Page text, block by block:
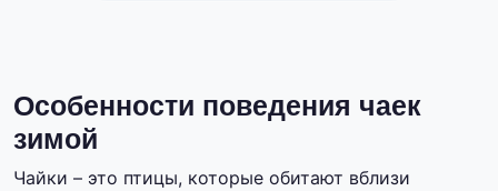
Особенности поведения чаек
зимой
Чайки – это птицы, которые обитают вблизи